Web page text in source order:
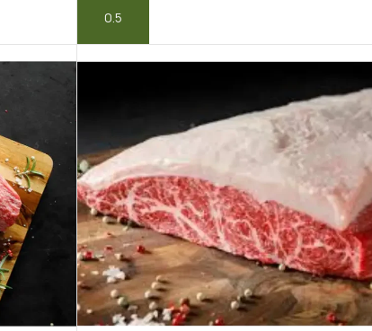
ΠΡΟΣΘΉΚΗ ΣΤΟ ΚΑΛΆΘΙ